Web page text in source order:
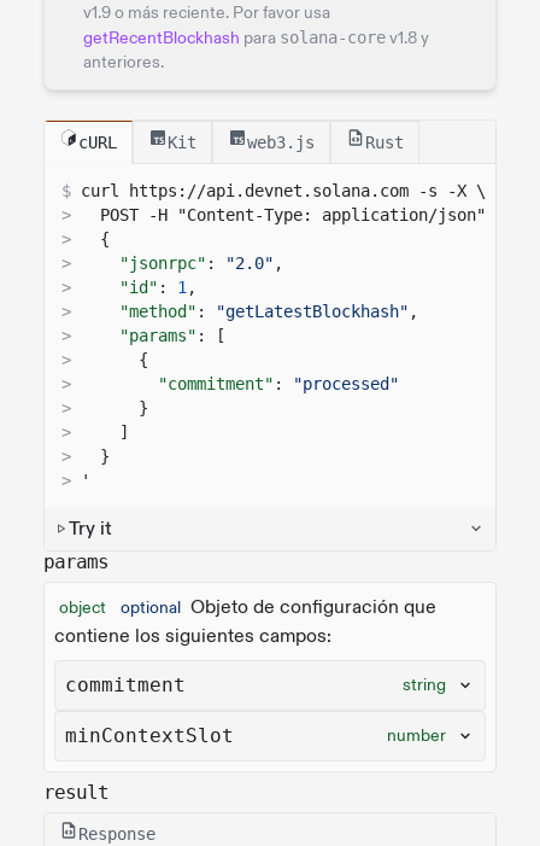
v1.9 o más reciente. Por favor usa
getRecentBlockhash para solana-corev1.8 y
anteriores.
cURL Kit web3.js Rust
$ curl https://api.devnet.solana.com -s -X \
>
POST -H "Content-Type: application/json" -d
>
{
>
"jsonrpc" : "2.0" ,
>
"id" : 1 ,
>
"method" : "getLatestBlockhash" ,
>
"params" : [
>
{
>
"commitment" :
"processed"
>
}
>
]
>
}
>
'
Try it
params
object optional Objeto de configuración que
contiene los siguientes campos:
commitment string
minContextSlot number
result
Response